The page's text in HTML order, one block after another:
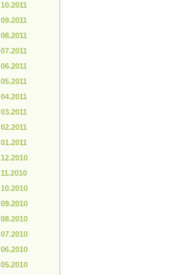
10.2011
09.2011
08.2011
07.2011
06.2011
05.2011
04.2011
03.2011
02.2011
01.2011
12.2010
11.2010
10.2010
09.2010
08.2010
07.2010
06.2010
05.2010